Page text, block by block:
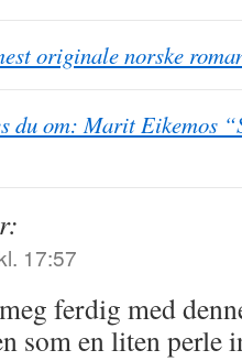
originale norske
du om: Marit Eikemos
17:57
ferdig med
som en liten perle